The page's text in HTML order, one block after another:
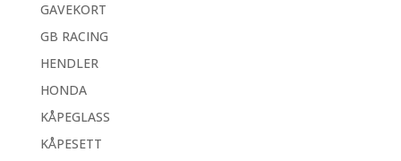
GAVEKORT
GB RACING
HENDLER
HONDA
KÅPEGLASS
KÅPESETT